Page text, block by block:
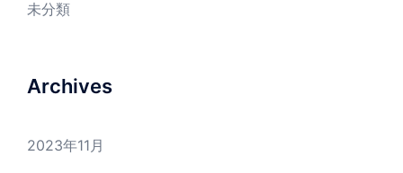
未分類
Archives
2023年11月